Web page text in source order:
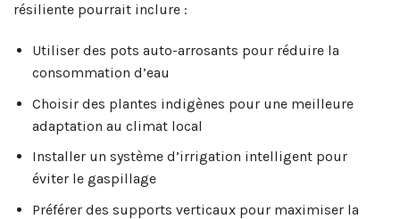
résiliente pourrait inclure :
Utiliser des pots auto-arrosants pour réduire la
consommation d’eau
Choisir des plantes indigènes pour une meilleure
adaptation au climat local
Installer un système d’irrigation intelligent pour
éviter le gaspillage
Préférer des supports verticaux pour maximiser la